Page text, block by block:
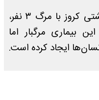
شیوع هانتاویروس در یک کشتی کروز با مرگ ۳ نفر،
بیماری مرگبار اما
ایجاد کرده است.